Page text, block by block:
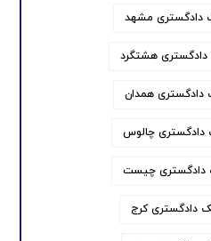
دادگستری مشهد
دادگستری هشتگرد
دادگستری همدان
دادگستری چالوس
دادگستری چیست
دادگستری کرج